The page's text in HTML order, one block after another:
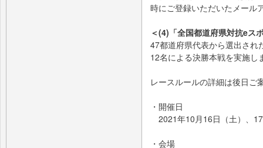
時にご登録いただいたメール
＜(4)「全国都道府県対抗eス
47都道府県代表から選出され
12名による決勝本戦を実施し
レースルールの詳細は後日ご
・開催日
2021年10月16日（土）、
・会場